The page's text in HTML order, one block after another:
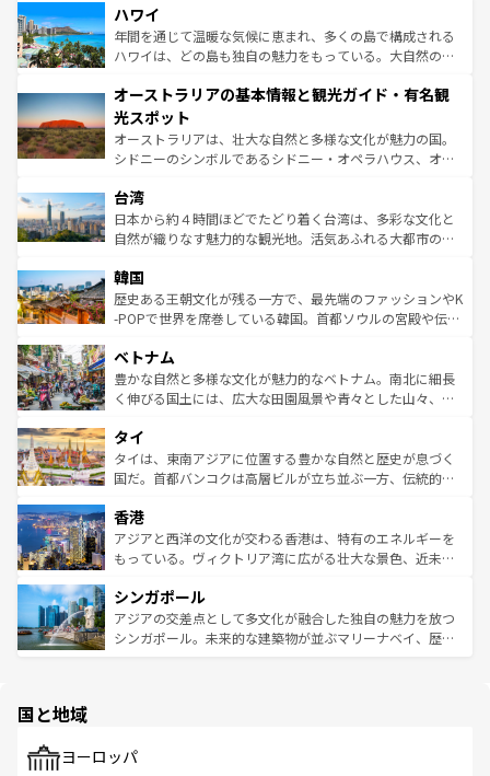
着のスイス情報は
のような巨大都市は、観光、ショッピング、エンターテイ
ンメントが詰まった刺激的なスポットだ。一方、アメリカ
西部には大自然が広がり、グランドキャニオンやイエロー
部のニューオーリンズでは、音楽と美食が融合した独特の
文化が魅力。旅行者はアメリカの各地域で異なる魅力を楽
しみながら、その多様性と豊かな歴史を感じることができ
るだろう。車でのロードトリップや列車の旅も、アメリカ
情報は
ハワイ
年間を通じて温暖な気候に恵まれ、多くの島で構成される
ハワイは、どの島も独自の魅力をもっている。大自然の神
ワイ島は見逃せない。また、定番の観光地といえばオアフ
島だが、静かな自然を求めるならマウイ島やカウアイ島が
おすすめ。エメラルドグリーンに輝く海をはじめ、豊かな
文化や歴史が息づいている。「アロハスピリット」と呼ば
人々、おいしいローカルフードやハワイアンミュージッ
ク、伝統的なフラダンスなど、すべてがハワイの魅力を彩
っている。訪れるたびに新しい発見と感動が待っているハ
はコンテンツ一覧
オーストラリアの基本情報と観光ガイド・有名観
光スポット
オーストラリアは、壮大な自然と多様な文化が魅力の国。
シドニーのシンボルであるシドニー・オペラハウス、オー
リアリーフや大陸中央部にそびえるウルル（エアーズロッ
ク）、タスマニアの美しい原生林やケアンズの熱帯雨林な
ど、見どころがたくさん。また、カフェやワイン、オージ
いる。アクティビティも充実しており、サーフィンやダイ
ビング、ハイキングなど、アウトドア好きにはたまらな
い。オーストラリアの多彩な魅力を存分に味わいつくそ
参照してほしい。
台湾
日本から約４時間ほどでたどり着く台湾は、多彩な文化と
自然が織りなす魅力的な観光地。活気あふれる大都市の台
ン）、静ひつな山岳地帯である台湾東部など、都市の喧騒
と山間の静けさが共存しており、訪れる人に新しい発見と
驚きをもたらしてくれる。また、奥深い台湾の食文化も魅
容にもいいと評判のスイーツなど、バラエティ豊かな料理
が味わえる。 なお、新着の台湾情報は コンテンツ一覧を参
照してほしい。
韓国
歴史ある王朝文化が残る一方で、最先端のファッションやK
-POPで世界を席巻している韓国。首都ソウルの宮殿や伝統
き、地方に足を延ばせば四季折々の自然美を楽しむことが
できる。そして、キムチや焼肉、絶品のストリートフード
まで、さまざまな韓国料理が待っている。夜には、韓国な
リティに包まれながら、韓国の多彩な魅力を心ゆくまで味
わってみてほしい。 なお、新着の韓国情報はコンテンツ一
覧を参照してほしい。
ベトナム
豊かな自然と多様な文化が魅力的なベトナム。南北に細長
く伸びる国土には、広大な田園風景や青々とした山々、世
急速な発展と共に伝統が息づく。ハノイの古い町並みやホ
ーチミン市のフランス統治時代の建物も、独特の雰囲気を
醸し出している。また、バラエティの豊かさとおいしさで
とつ。フォーやバインミー、ベトナムコーヒーなどは、ぜ
ひ現地で味わいたい。どの地域を訪れてもあたたかい人々
が旅行者を迎えてくれるので、きっと忘れられない旅にな
参照してほしい。
タイ
タイは、東南アジアに位置する豊かな自然と歴史が息づく
国だ。首都バンコクは高層ビルが立ち並ぶ一方、伝統的な
の活気が交差している。北部ではチェンマイなどの山岳地
帯で自然と触れ合い、南部ではプーケットやクラビの美し
いビーチでリゾート気分を楽しむことができる。タイ料理
激する。気候は一年中温暖で、どの季節にも異なる楽しみ
が待っている。親しみやすいタイの人々、仏教を中心とし
た文化、そして多様な観光資源が、訪れる旅人を魅了し続
香港
アジアと西洋の文化が交わる香港は、特有のエネルギーを
もっている。ヴィクトリア湾に広がる壮大な景色、近未来
み、どこを訪れても感動するはず。観光スポットが密集し
ており、効率よく見どころを回れるのも魅力。息をのむよ
うな絶景から文化的な体験まで、香港を存分に楽しみ尽く
シンガポール
アジアの交差点として多文化が融合した独自の魅力を放つ
シンガポール。未来的な建築物が並ぶマリーナベイ、歴史
で、ホーカーズは地元の風情を楽しめる外せないスポット
国と地域
ヨーロッパ